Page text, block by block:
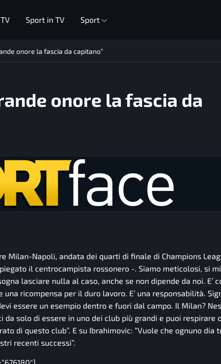
Sport in TV Sport
onore la fascia da capitano”
onore la fascia da
Milan-Napoli, andata dei quarti di finale di Champions
il centrocampista rossonero -. Siamo meticolosi, si
lasciare nulla al caso, anche se non dipende da noi. E’
una ricompensa per il duro lavoro. E’ una responsabilità.
essere un esempio dentro e fuori dal campo. Il Milan?
solo di essere in uno dei club più grandi e puoi respirare
di questo club”. E su Ibrahimovic: “Vuole che ognuno dia
recenti successi”.